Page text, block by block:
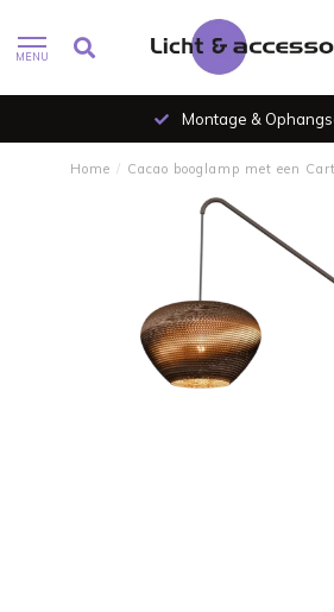
MENU
Montage &
Home / Cacao booglamp met een